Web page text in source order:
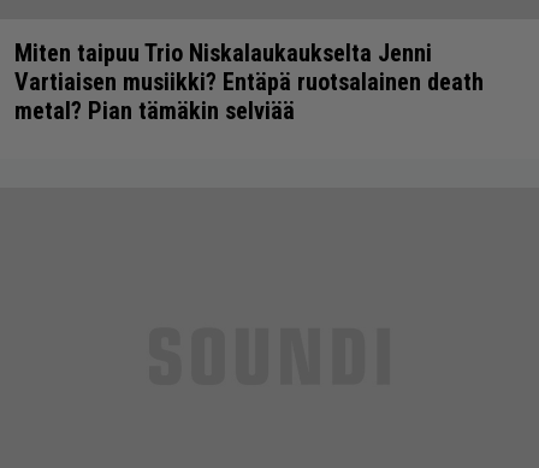
Miten taipuu Trio Niskalaukaukselta Jenni
Vartiaisen musiikki? Entäpä ruotsalainen death
metal? Pian tämäkin selviää